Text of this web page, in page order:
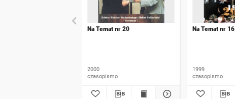
Na Temat nr 20
2000
czasopismo
Na Temat nr 16
1999
czasopismo